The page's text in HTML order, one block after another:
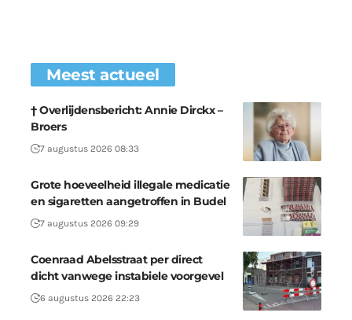
Meest actueel
† Overlijdensbericht: Annie Dirckx –
Broers
7 augustus 2026 08:33
Grote hoeveelheid illegale medicatie
en sigaretten aangetroffen in Budel
7 augustus 2026 09:29
Coenraad Abelsstraat per direct
dicht vanwege instabiele voorgevel
6 augustus 2026 22:23